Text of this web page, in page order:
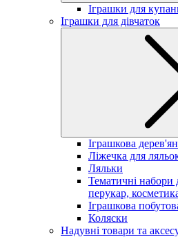
Іграшки для
Іграшки для дівчаток
Іграшкова
Ліжечка для
Ляльки
Тематичні набори
перукар,
Іграшкова
Коляски
Надувні товари та